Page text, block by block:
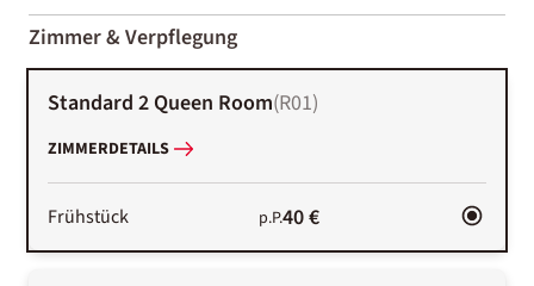
01-02
Zimmer & Verpflegung
Standard 2 Queen Room(R01)
ZIMMERDETAILS
Frühstück p.P.40 €